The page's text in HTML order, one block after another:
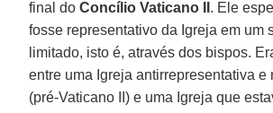
final doConcílio Vaticano II . Ele
fosse representativo da Igreja em um
limitado, isto é, através dos bispos.
entre uma Igreja antirrepresentativa e
(pré-Vaticano II) e uma Igreja que